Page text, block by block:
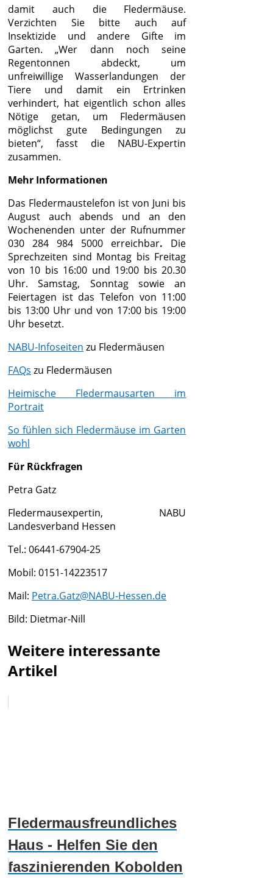
damit auch die Fledermäuse.
Verzichten Sie bitte auch auf
Insektizide und andere Gifte im
Garten. „Wer dann noch seine
Regentonnen abdeckt, um
unfreiwillige Wasserlandungen der
Tiere und damit ein Ertrinken
verhindert, hat eigentlich schon alles
Nötige getan, um Fledermäusen
möglichst gute Bedingungen zu
bieten“, fasst die NABU-Expertin
zusammen.
Mehr Informationen
Das Fledermaustelefon ist von Juni bis
August auch abends und an den
Wochenenden unter der Rufnummer
030 284 984 5000 erreichbar. Die
Sprechzeiten sind Montag bis Freitag
von 10 bis 16:00 und 19:00 bis 20.30
Uhr. Samstag, Sonntag sowie an
Feiertagen ist das Telefon von 11:00
bis 13:00 Uhr und von 17:00 bis 19:00
Uhr besetzt.
NABU-Infoseiten zu Fledermäusen
FAQs zu Fledermäusen
Heimische Fledermausarten im
Portrait
So fühlen sich Fledermäuse im Garten
wohl
Für Rückfragen
Petra Gatz
Fledermausexpertin, NABU
Landesverband Hessen
Tel.: 06441-67904-25
Mobil: 0151-14223517
Mail: Petra.Gatz@NABU-Hessen.de
Bild: Dietmar-Nill
Weitere interessante
Artikel
Fledermausfreundliches
Haus - Helfen Sie den
faszinierenden Kobolden